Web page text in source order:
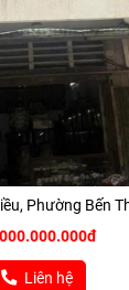
Phường Bến
Liên hệ